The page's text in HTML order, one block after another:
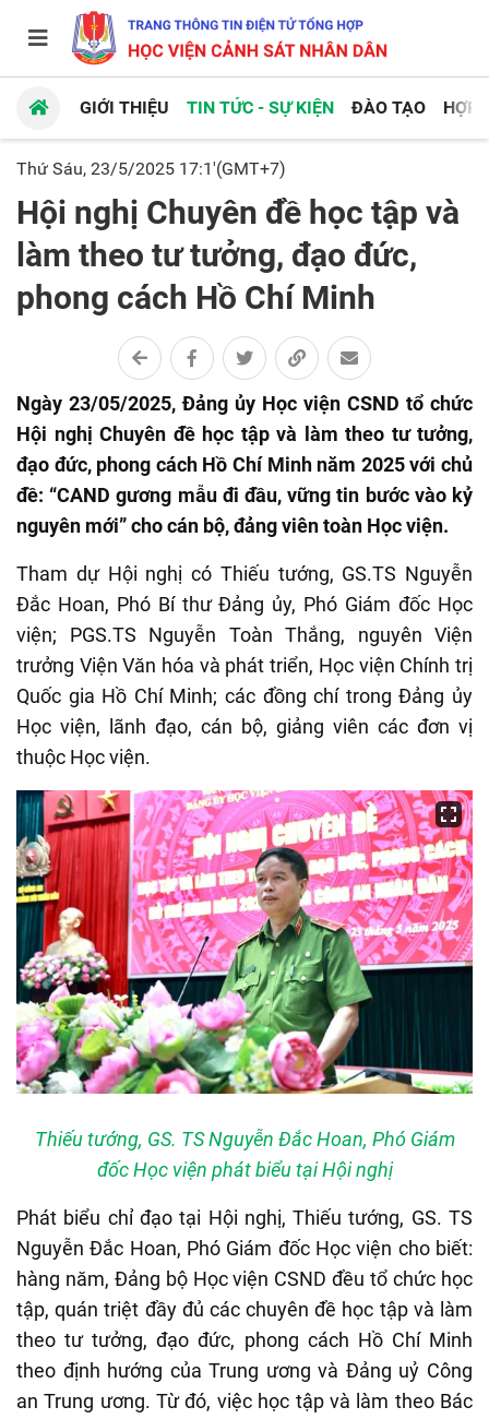
GIỚI THIỆU TIN TỨC - SỰ KIỆN ĐÀO TẠO HỢP
Thứ Sáu, 23/5/2025 17:1'(GMT+7)
Hội nghị Chuyên đề học tập và
làm theo tư tưởng, đạo đức,
phong cách Hồ Chí Minh
Ngày 23/05/2025, Đảng ủy Học viện CSND tổ chức
Hội nghị Chuyên đề học tập và làm theo tư tưởng,
đạo đức, phong cách Hồ Chí Minh năm 2025 với chủ
đề: “CAND gương mẫu đi đầu, vững tin bước vào kỷ
nguyên mới” cho cán bộ, đảng viên toàn Học viện.
Tham dự Hội nghị có Thiếu tướng, GS.TS Nguyễn
Đắc Hoan, Phó Bí thư Đảng ủy, Phó Giám đốc Học
viện; PGS.TS Nguyễn Toàn Thắng, nguyên Viện
trưởng Viện Văn hóa và phát triển, Học viện Chính trị
Quốc gia Hồ Chí Minh; các đồng chí trong Đảng ủy
Học viện, lãnh đạo, cán bộ, giảng viên các đơn vị
thuộc Học viện.
Thiếu tướng, GS. TS Nguyễn Đắc Hoan, Phó Giám
đốc Học viện phát biểu tại Hội nghị
Phát biểu chỉ đạo tại Hội nghị, Thiếu tướng, GS. TS
Nguyễn Đắc Hoan, Phó Giám đốc Học viện cho biết:
hàng năm, Đảng bộ Học viện CSND đều tổ chức học
tập, quán triệt đầy đủ các chuyên đề học tập và làm
theo tư tưởng, đạo đức, phong cách Hồ Chí Minh
theo định hướng của Trung ương và Đảng uỷ Công
an Trung ương. Từ đó, việc học tập và làm theo Bác